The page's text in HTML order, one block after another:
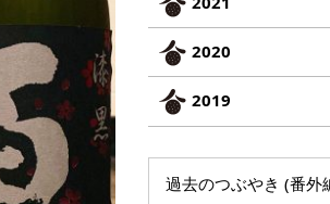
2020
2019
過去のつぶやき (番外